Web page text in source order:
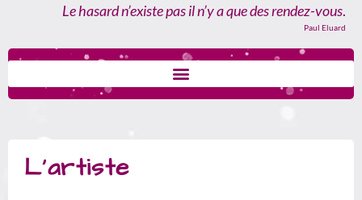
Le hasard n’existe pas il n’y a que des rendez-vous.
Paul Eluard
L’artiste